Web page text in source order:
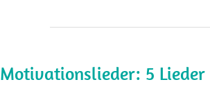
Motivationslieder: 5